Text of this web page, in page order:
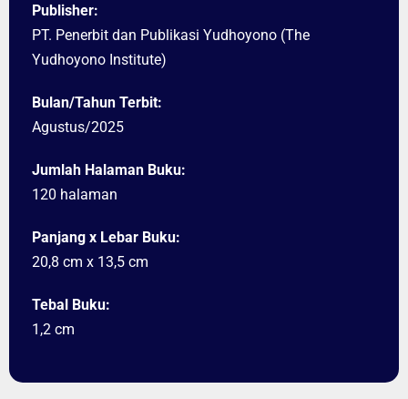
Publisher:
PT. Penerbit dan Publikasi Yudhoyono (The
Yudhoyono Institute)
Bulan/Tahun Terbit:
Agustus/2025
Jumlah Halaman Buku:
120 halaman
Panjang x Lebar Buku:
20,8 cm x 13,5 cm
Tebal Buku:
1,2 cm